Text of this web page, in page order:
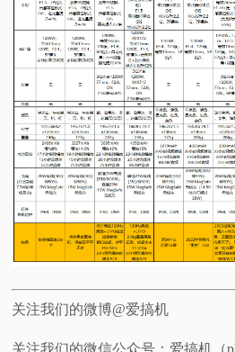
关注我们的微博@爱搞机
关注我们的微信公众号：爱搞机（